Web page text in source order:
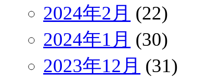
2024年2月 (22)
2024年1月 (30)
2023年12月 (31)